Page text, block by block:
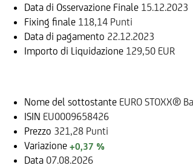
Data di Osservazione Finale 15.12.2023
Fixing finale 118,14 Punti
Data di pagamento 22.12.2023
Importo di Liquidazione 129,50 EUR
Nome del sottostante EURO STOXX®
ISIN EU0009658426
Prezzo 321,28 Punti
Variazione +0,37 %
Data 07.08.2026